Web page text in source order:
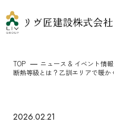
TOP
ニュース & イベント情
断熱等級とは？乙訓エリアで暖か
2026.02.21